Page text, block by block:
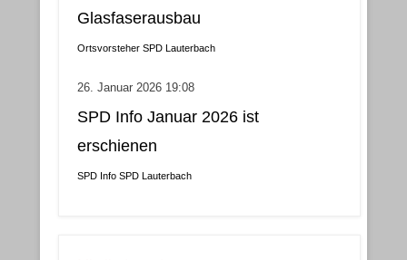
Glasfaserausbau
Ortsvorsteher SPD Lauterbach
26. Januar 2026 19:08
SPD Info Januar 2026 ist
erschienen
SPD Info SPD Lauterbach